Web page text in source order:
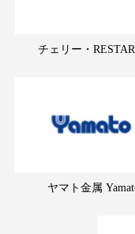
チェリー・
ヤマト金属